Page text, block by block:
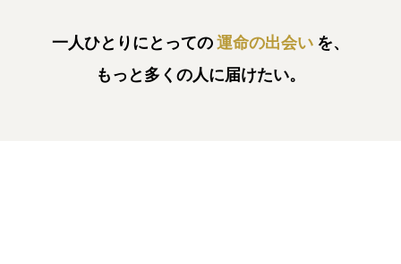
一人ひとりにとっての運命の出会い を、
もっと多くの人に届けたい。